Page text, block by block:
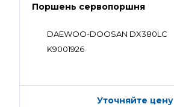
Поршень сервопоршня
DAEWOO-DOOSAN DX380LC
K9001926
Уточняйте цену